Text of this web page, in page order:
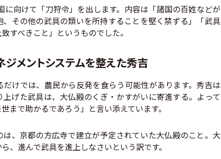
向けて「刀狩令」を出します。内容は「諸国の百姓などが
その他の武具の類いを所持することを堅く禁ずる」「武具
すべきこと」というものでした。
メントシステムを整えた秀吉
けでは、農民から反発を食らう可能性があります。秀吉は
げた武具は、大仏殿のくぎ・かすがいに寄進する。よって
まで助かるであろう」と言い添えています。
、京都の方広寺で建立が予定されていた大仏殿のこと。大
、進んで武具を進上しなさいという訳です。